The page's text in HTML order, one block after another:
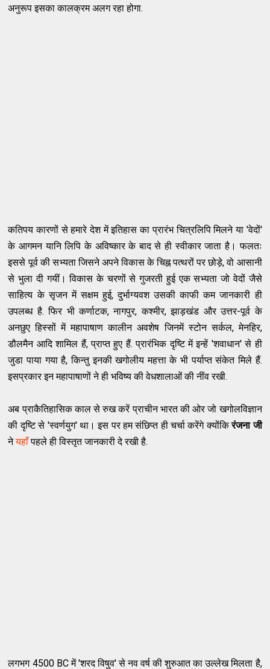
अनुरूप इसका कालक्रम अलग रहा होगा.
कतिपय कारणों से हमारे देश में इतिहास का प्रारंभ चित्रलिपि मिलने या 'वेदों'
के आगमन यानि लिपि के अविष्कार के बाद से ही स्वीकार जाता है। फलतः
इससे पूर्व की सभ्यता जिसने अपने विकास के चिह्न पत्थरों पर छोड़े, वो आसानी
से भुला दी गयीं। विकास के चरणों से गुजरती हुई एक सभ्यता जो वेदों जैसे
साहित्य के सृजन में सक्षम हुई, दुर्भाग्यवश उसकी काफी कम जानकारी ही
उपलब्ध है. फिर भी कर्णाटक, नागपुर, कश्मीर, झाड़खंड और उत्तर-पूर्व के
अनछुए हिस्सों में महापाषाण कालीन अवशेष जिनमें स्टोन सर्कल, मेनहिर,
डौलमैन आदि शामिल हैं, प्राप्त हुए हैं. प्रारंभिक दृष्टि में इन्हें 'शवाधान' से ही
जुडा पाया गया है, किन्तु इनकी खगोलीय महत्ता के भी पर्याप्त संकेत मिले हैं.
इसप्रकार इन महापाषाणों ने ही भविष्य की वेधशालाओं की नींव रखी.
अब प्राकैतिहासिक काल से रुख करें प्राचीन भारत की ओर जो खगोलविज्ञान
की दृष्टि से 'स्वर्णयुग' था। इस पर हम संछिप्त ही चर्चा करेंगे क्योंकिरंजना जी
नेयहाँपहले ही विस्तृत जानकारी दे रखी है.
लगभग 4500 BC में 'शरद विषुव' से नव वर्ष की शुरुआत का उल्लेख मिलता है,